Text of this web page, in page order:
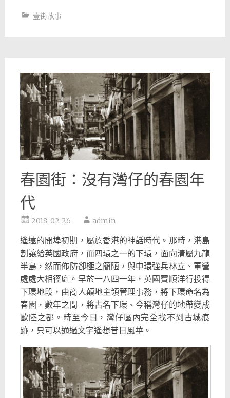
壹街故事
春園街：沒有灣仔的春園年
代
2018-02-26 admin
遙遠的開埠初期，屬於香港的神話時代。那時， 港島
割讓給英國政府，而四環之一的下環，面向清屬九龍
半島，然而佈防卻極之簡陋，與中環強兵林立、軍營
處處大相徑庭。 早於一八四一年，英國寶順洋行投得
下環地段， 由商人顛地主領管理事務，將下環命名為
春園，數年之間， 將古名下環、今稱灣仔的地帶變成
歐陸之都。時至今日， 灣仔區內完全找不到古城痕
跡，只可以通過文字遙想昔日風華。